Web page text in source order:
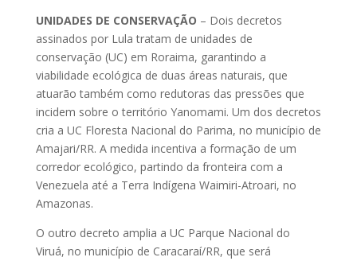
UNIDADES DE CONSERVAÇÃO – Dois decretos
assinados por Lula tratam de unidades de
conservação (UC) em Roraima, garantindo a
viabilidade ecológica de duas áreas naturais, que
atuarão também como redutoras das pressões que
incidem sobre o território Yanomami. Um dos decretos
cria a UC Floresta Nacional do Parima, no município de
Amajari/RR. A medida incentiva a formação de um
corredor ecológico, partindo da fronteira com a
Venezuela até a Terra Indígena Waimiri-Atroari, no
Amazonas.
O outro decreto amplia a UC Parque Nacional do
Viruá, no município de Caracaraí/RR, que será